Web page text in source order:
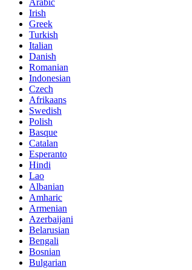
Irish
Greek
Turkish
Italian
Danish
Romanian
Indonesian
Czech
Afrikaans
Swedish
Polish
Basque
Catalan
Esperanto
Hindi
Lao
Albanian
Amharic
Armenian
Azerbaijani
Belarusian
Bengali
Bosnian
Bulgarian